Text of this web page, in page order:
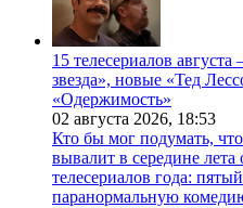
15 телесериалов
звезда», новые «Тед
«Одержимость»
02 августа 2026, 18:53
Кто бы мог подумать,
вывалит в середине
телесериалов года:
паранормальную